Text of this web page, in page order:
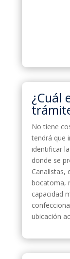
¿Cuál
No tiene
tendrá que
identificar
donde se
Canalistas,
bocatoma,
capacidad
ubicación